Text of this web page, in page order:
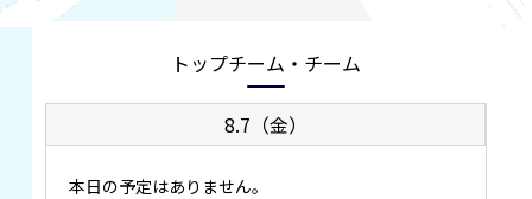
トップチーム・チーム
8.7（金）
本日の予定はありません。